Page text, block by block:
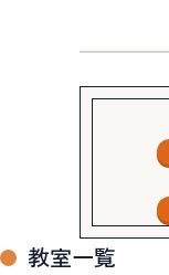
教室一覧